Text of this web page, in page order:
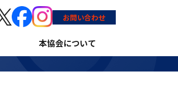
お問い合わせ
本協会について